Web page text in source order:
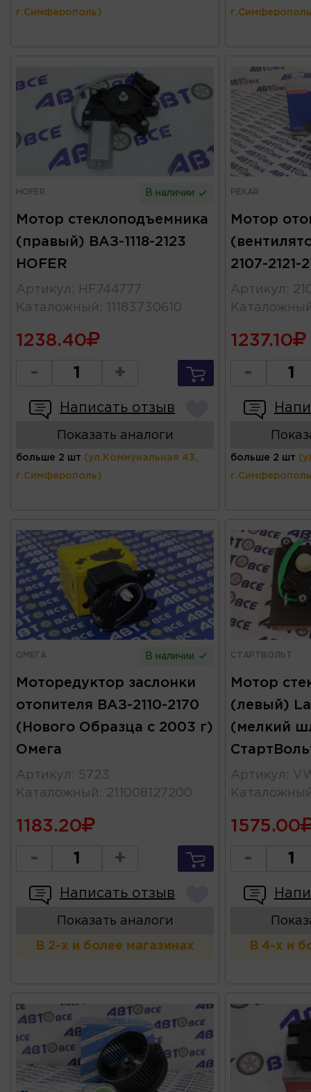
г.Симферополь)
HOFER В наличии
Мотор стеклоподъемника
(правый) ВАЗ-1118-2123
HOFER
Артикул :
HF744777
Каталожный : 11183730610
1238.40
- +
Написать отзыв
Показать аналоги
больше 2 шт (ул.Коммунальная 43,
г.Симферополь)
PEKAR
Мотор
2107-2121-
Артикул :
1237.10
-
больше 2 шт
ОМЕГА В наличии
Моторедуктор заслонки
отопителя ВАЗ-2110-2170
(Нового Образца с 2003 г)
Омега
Артикул : 5723
Каталожный : 211008127200
1183.20
- +
Написать отзыв
Показать аналоги
В 2-х и более магазинах
СТАРТВОЛЬТ
Мотор
(левый)
(мелкий
Артикул :
1575.00
-
В 4-х и